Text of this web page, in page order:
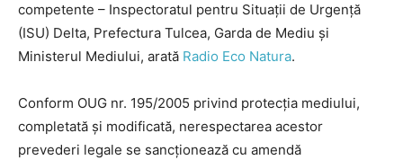
competente – Inspectoratul pentru Situaţii de Urgenţă
(ISU) Delta, Prefectura Tulcea, Garda de Mediu şi
Ministerul Mediului, arată Radio Eco Natura.
Conform OUG nr. 195/2005 privind protecţia mediului,
completată şi modificată, nerespectarea acestor
prevederi legale se sancţionează cu amendă